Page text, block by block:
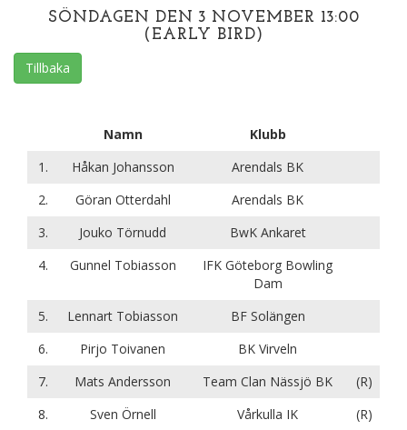
SÖNDAGEN DEN 3 NOVEMBER 13:00
(EARLY BIRD)
Tillbaka
Namn
Klubb
1.
Håkan Johansson
Arendals BK
2.
Göran Otterdahl
Arendals BK
3.
Jouko Törnudd
BwK Ankaret
4.
Gunnel Tobiasson
IFK Göteborg Bowling
Dam
5.
Lennart Tobiasson
BF Solängen
6.
Pirjo Toivanen
BK Virveln
7.
Mats Andersson Team Clan Nässjö BK
(R)
8.
Sven Örnell Vårkulla IK
(R)